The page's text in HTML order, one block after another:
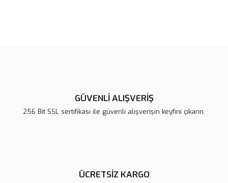
Ürün açıklamasında eksik bilgiler bulunuyor.
GÜVENLİ ALIŞVERİŞ
256 Bit SSL sertifikası ile güvenli alışverişin keyfini çıkarın.
ÜCRETSİZ KARGO